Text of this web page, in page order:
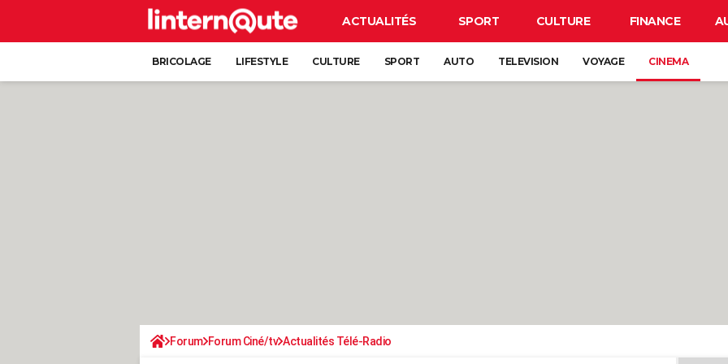
ACTUALITÉS SPORT CULTURE FINANCE
BRICOLAGE LIFESTYLE CULTURE SPORT AUTO TELEVISION VOYAGE CINEMA
Forum Forum Ciné/tv Actualités Télé-Radio